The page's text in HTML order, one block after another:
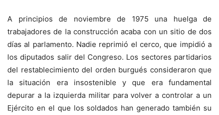
A principios de noviembre de 1975 una huelga de
trabajadores de la construcción acaba con un sitio de dos
días al parlamento. Nadie reprimió el cerco, que impidió a
los diputados salir del Congreso. Los sectores partidarios
del restablecimiento del orden burgués consideraron que
la situación era insostenible y que era fundamental
depurar a la izquierda militar para volver a controlar a un
Ejército en el que los soldados han generado también su